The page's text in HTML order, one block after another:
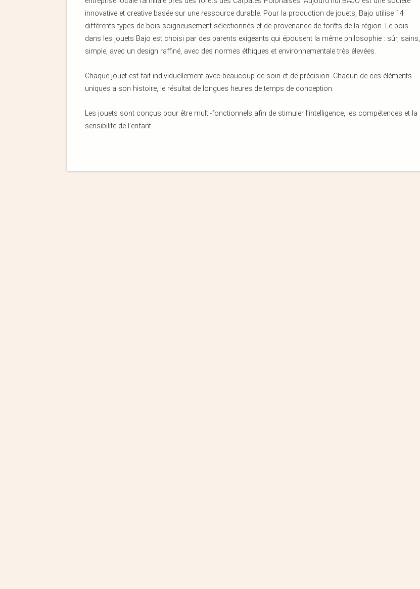
innovative et creative basée sur une ressource durable. Pour la production de jouets, Bajo utilise 14
différents types de bois soigneusement sélectionnés et de provenance de forêts de la région. Le bois
dans les jouets Bajo est choisi par des parents exigeants qui épousent la même philosophie : sûr, sains,
simple, avec un design raffiné, avec des normes éthiques et environnementale très élevées.
Chaque jouet est fait individuellement avec beaucoup de soin et de précision. Chacun de ces éléments
uniques a son histoire, le résultat de longues heures de temps de conception.
Les jouets sont conçus pour être multi-fonctionnels afin de stimuler l’intelligence, les compétences et la
sensibilité de l’enfant.